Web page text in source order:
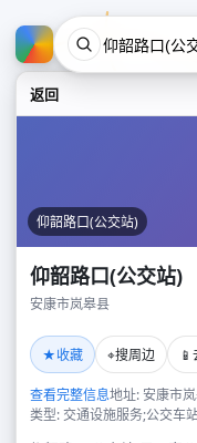
返回
仰韶路口(公交站)
仰韶路口(公交站)
安康市岚皋县
★收藏 ⌖搜周边 📱
查看完整信息地址: 安康市
类型: 交通设施服务;公交车